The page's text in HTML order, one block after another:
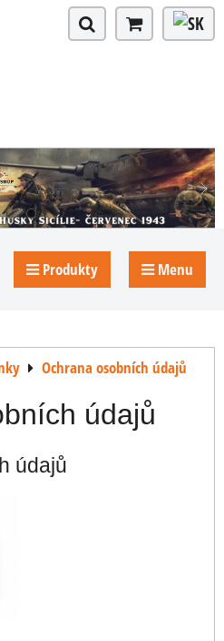
Produkty Menu
Ochrana osobních údajů
údajů
údajů